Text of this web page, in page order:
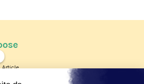
Article
Les reportages d'été 2026 de KTO